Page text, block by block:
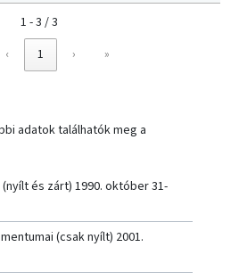
1 - 3 / 3
‹ 1 › »
adatok találhatók meg a
és zárt) 1990. október 31-
(csak nyílt) 2001.